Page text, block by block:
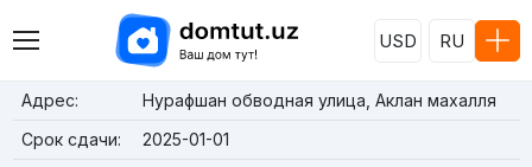
USD RU
Адрес:
Нурафшан обводная улица, Аклан махалля
Срок сдачи:
2025-01-01